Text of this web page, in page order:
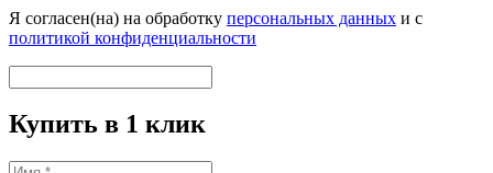
Я согласен(на) на обработку персональных данных и с
политикой конфиденциальности
Купить в 1 клик